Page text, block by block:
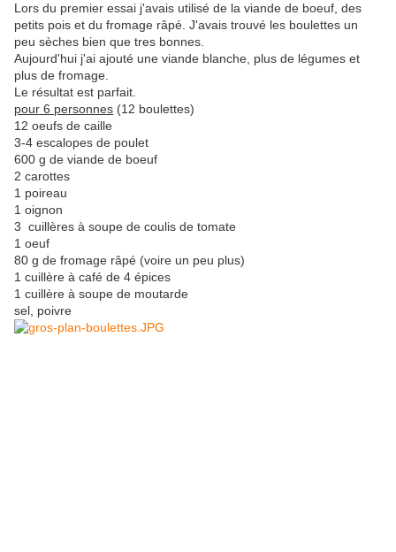
Lors du premier essai j'avais utilisé de la viande de boeuf, des
petits pois et du fromage râpé. J'avais trouvé les boulettes un
peu sèches bien que tres bonnes.
Aujourd'hui j'ai ajouté une viande blanche, plus de légumes et
plus de fromage.
Le résultat est parfait.
pour 6 personnes (12 boulettes)
12 oeufs de caille
3-4 escalopes de poulet
600 g de viande de boeuf
2 carottes
1 poireau
1 oignon
3 cuillères à soupe de coulis de tomate
1 oeuf
80 g de fromage râpé (voire un peu plus)
1 cuillère à café de 4 épices
1 cuillère à soupe de moutarde
sel, poivre